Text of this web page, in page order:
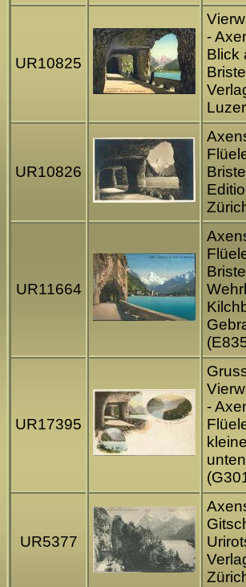
UR10825
-
Blick
UR10826
UR11664
UR17395
-
UR5377